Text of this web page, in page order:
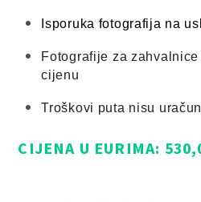
Isporuka fotografija na
Fotografije za
cijenu
Troškovi puta nisu
CIJENA U EURIMA: